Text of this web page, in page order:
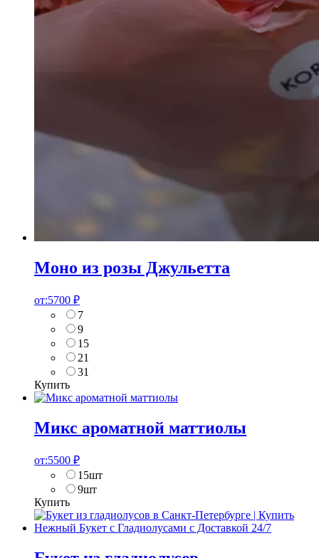
Моно из розы Джульетта
от:5700 ₽
7
9
15
21
31
Купить
Микс ароматной маттиолы
от:5500 ₽
15шт
9шт
Купить